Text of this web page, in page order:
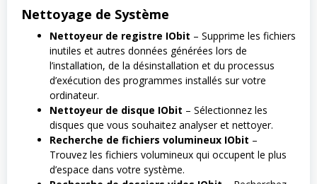
Nettoyage de Système
Nettoyeur de registre IObit – Supprime les fichiers
inutiles et autres données générées lors de
l’installation, de la désinstallation et du processus
d’exécution des programmes installés sur votre
ordinateur.
Nettoyeur de disque IObit – Sélectionnez les
disques que vous souhaitez analyser et nettoyer.
Recherche de fichiers volumineux IObit –
Trouvez les fichiers volumineux qui occupent le plus
d’espace dans votre système.